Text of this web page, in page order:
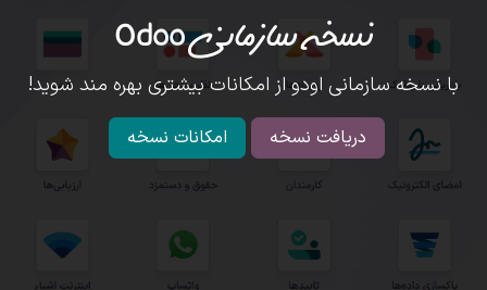
نسخه سازمانی Odoo
با نسخه سازمانی اودو از امکانات بیشتری بهره مند شوید!
دریافت نسخه امکانات نسخه